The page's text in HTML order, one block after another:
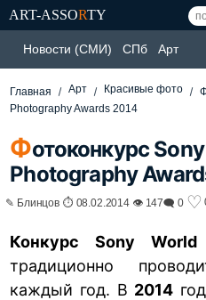
ART-ASSORTY
Новости (СМИ) СПб Арт
Главная Арт Красивые фото
Photography Awards 2014
Фотоконкурс
Photography
✎ Блинцов ⏱ 08.02.2014 👁 147🗨 0 ♡
Конкурс Sony World
традиционно
каждый год. В 2014